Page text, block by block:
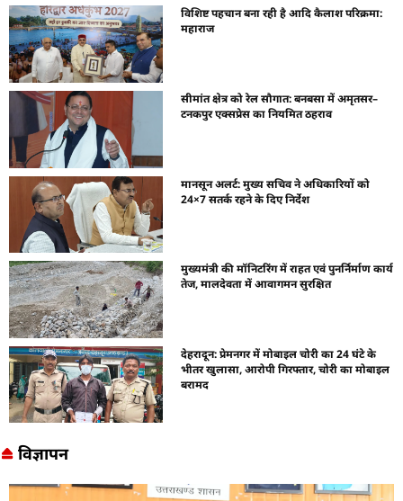
विशिष्ट पहचान बना रही है आदि कैलाश परिक्रमा:
महाराज
सीमांत क्षेत्र को रेल सौगात: बनबसा में अमृतसर–
टनकपुर एक्सप्रेस का नियमित ठहराव
मानसून अलर्ट: मुख्य सचिव ने अधिकारियों को
24×7 सतर्क रहने के दिए निर्देश
मुख्यमंत्री की मॉनिटरिंग में राहत एवं पुनर्निर्माण कार्य
तेज, मालदेवता में आवागमन सुरक्षित
देहरादून: प्रेमनगर में मोबाइल चोरी का 24 घंटे के
भीतर खुलासा, आरोपी गिरफ्तार, चोरी का मोबाइल
बरामद
विज्ञापन